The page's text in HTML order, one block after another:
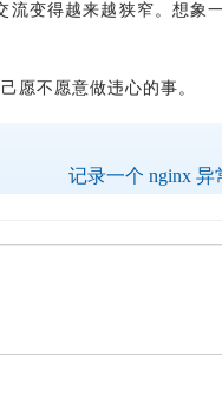
变得越来越狭窄。想象
愿不愿意做违心的事。
记录一个 nginx 异